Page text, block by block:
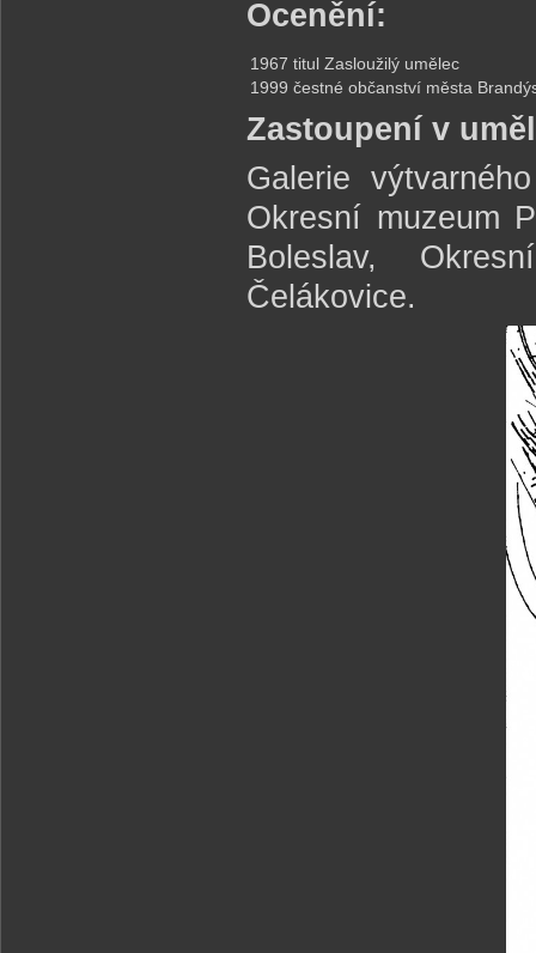
Ocenění:
1967 titul Zasloužilý umělec
1999 čestné občanství města
Zastoupení v
Galerie
Okresní muzeum
Boleslav,
Čelákovice.